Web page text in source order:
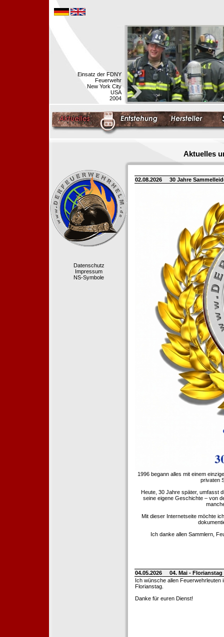
Einsatz der FDNY
Feuerwehr
New York City
USA
2004
Aktuelles
Datenschutz
Impressum
NS-Symbole
02.08.2026 30 Jahre
1996 begann alles mit einem
privaten
Heute, 30 Jahre später, umfasst
seine eigene Geschichte – von
Mit dieser Internetseite möchte
Ich danke allen Sammlern,
04.05.2026
04. Mai -
Ich wünsche allen Feuerwehrleuten
Florianstag.
Danke für euren Dienst!